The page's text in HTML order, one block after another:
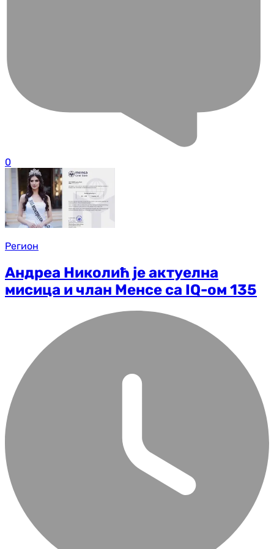
0
Регион
Андреа Николић је актуелна
мисица и члан Менсе са IQ-ом 135